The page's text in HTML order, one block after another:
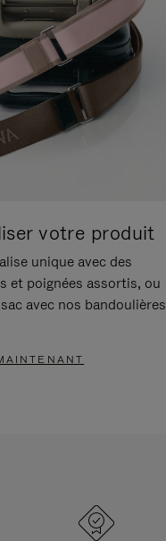
votre produit
unique avec des
et poignées assortis, ou
avec nos bandoulières